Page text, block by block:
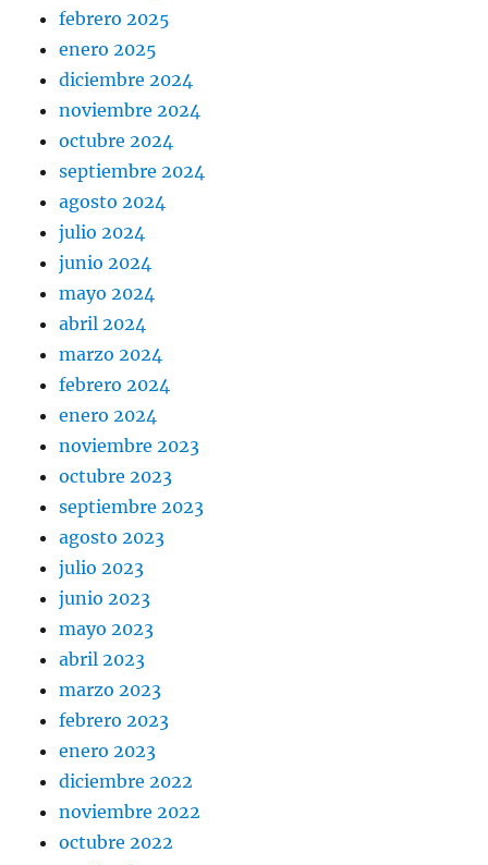
febrero 2025
enero 2025
diciembre 2024
noviembre 2024
octubre 2024
septiembre 2024
agosto 2024
julio 2024
junio 2024
mayo 2024
abril 2024
marzo 2024
febrero 2024
enero 2024
noviembre 2023
octubre 2023
septiembre 2023
agosto 2023
julio 2023
junio 2023
mayo 2023
abril 2023
marzo 2023
febrero 2023
enero 2023
diciembre 2022
noviembre 2022
octubre 2022